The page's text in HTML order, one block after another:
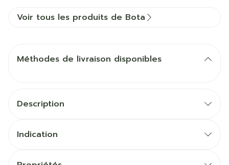
Voir tous les produits de Bota
Méthodes de livraison disponibles
Description
Indication